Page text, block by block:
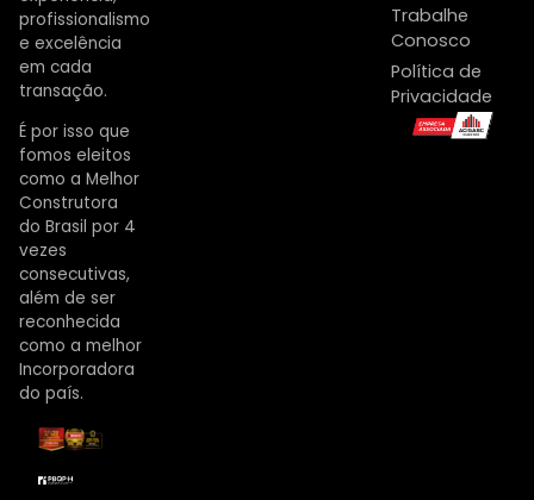
profissionalismo
e excelência
em cada
transação.
É por isso que
fomos eleitos
como a Melhor
Construtora
do Brasil por 4
vezes
consecutivas,
além de ser
reconhecida
como a melhor
Incorporadora
do país.
Trabalhe
Conosco
Política de
Privacidade